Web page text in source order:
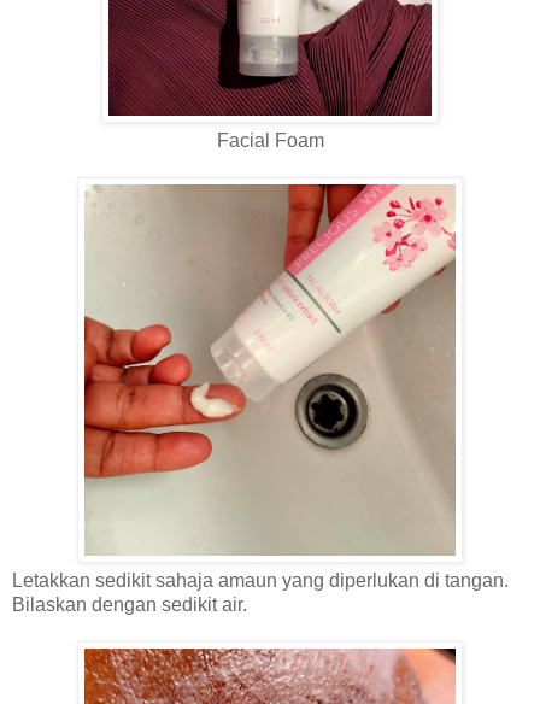
Facial Foam
Letakkan sedikit sahaja amaun yang diperlukan di tangan.
Bilaskan dengan sedikit air.